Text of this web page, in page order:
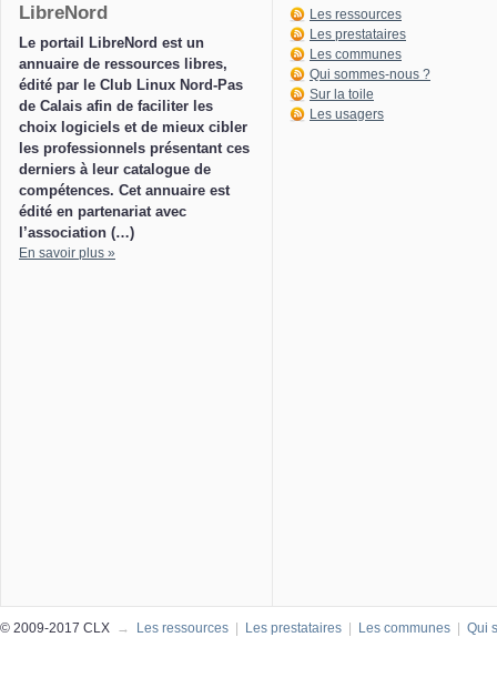
LibreNord
Le portail LibreNord est un
annuaire de ressources libres,
édité par le Club Linux Nord-Pas
de Calais afin de faciliter les
choix logiciels et de mieux cibler
les professionnels présentant ces
derniers à leur catalogue de
compétences. Cet annuaire est
édité en partenariat avec
l’association (…)
En savoir plus »
Les ressources
Les prestataires
Les communes
Qui sommes-nous ?
Sur la toile
Les usagers
© 2009-2017 CLX → Les ressources | Les prestataires | Les communes | Qui